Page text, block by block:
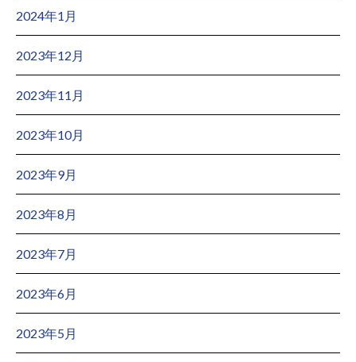
2024年1月
2023年12月
2023年11月
2023年10月
2023年9月
2023年8月
2023年7月
2023年6月
2023年5月